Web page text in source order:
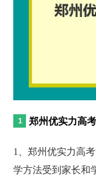
郑州优实力高
1、郑州优实力高
学方法受到家长和